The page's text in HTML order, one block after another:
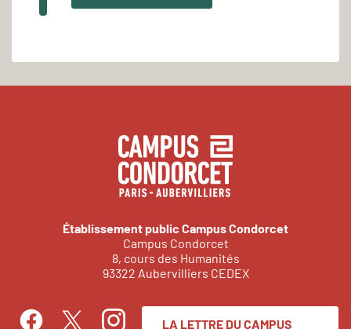
Établissement public Campus Condorcet
Campus Condorcet
8, cours des Humanités
93322 Aubervilliers CEDEX
LA LETTRE DU CAMPUS